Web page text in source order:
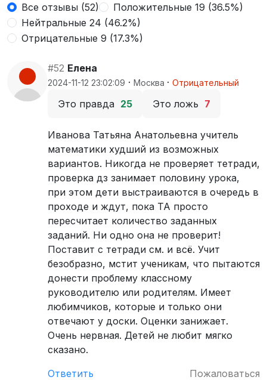
Все отзывы (52)
Положительные 19 (36.5%)
Нейтральные 24 (46.2%)
Отрицательные 9 (17.3%)
#52 Елена
2024-11-12 23:02:09 · Москва · Отрицательный
Это правда 25 Это ложь 7
Иванова Татьяна Анатольевна учитель
математики худший из возможных
вариантов. Никогда не проверяет тетради,
проверка дз занимает половину урока,
при этом дети выстраиваются в очередь в
проходе и ждут, пока ТА просто
пересчитает количество заданных
заданий. Ни одно она не проверит!
Поставит с тетради см. и всё. Учит
безобразно, мстит ученикам, что пытаются
донести проблему классному
руководителю или родителям. Имеет
любимчиков, которые и только они
отвечают у доски. Оценки занижает.
Очень нервная. Детей не любит мягко
сказано.
Ответить
Пожаловаться